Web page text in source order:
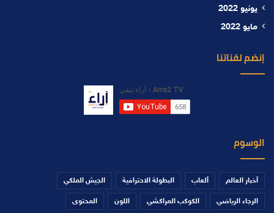
يونيو 2022
مايو 2022
إنضم لقناتنا
الوسوم
أخبار العالم ألعاب البطولة الاحترافية الجيش الملكي
الرجاء الرياضي الكوكب المراكشي اللون المحتوى